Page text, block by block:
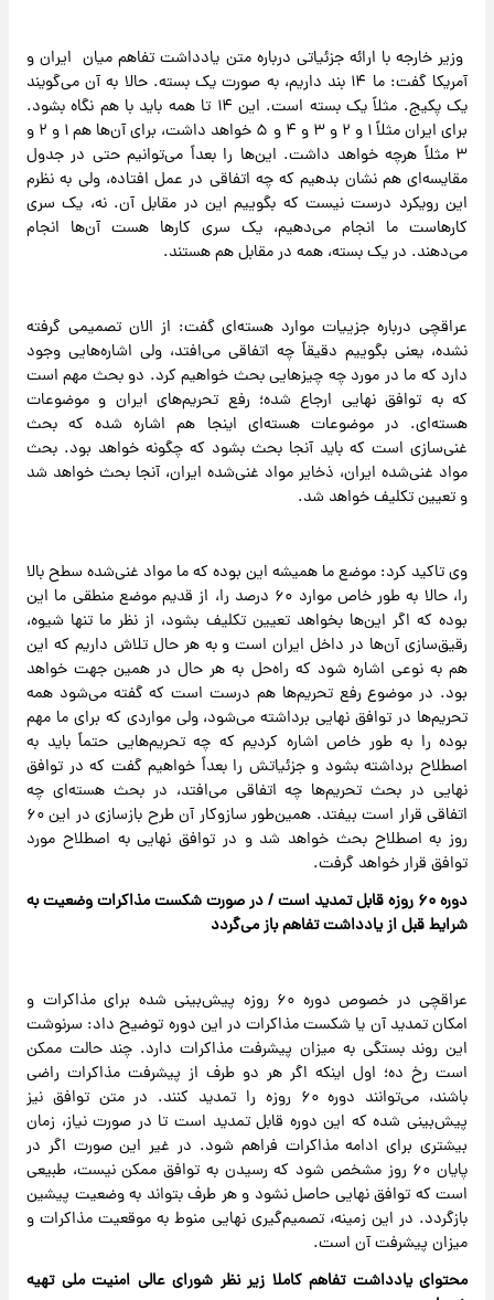
وزیر خارجه با ارائه جزئیاتی درباره متن یادداشت تفاهم میان ایران و
آمریکا گفت: ما ۱۴ بند داریم، به صورت یک بسته. حالا به آن می‌گویند
یک پکیج. مثلاً یک بسته است. این ۱۴ تا همه باید با هم نگاه بشود.
برای ایران مثلاً ۱ و ۲ و ۳ و ۴ و ۵ خواهد داشت، برای آن‌ها هم ۱ و ۲ و
۳ مثلاً هرچه خواهد داشت. این‌ها را بعداً می‌توانیم حتی در جدول
مقایسه‌ای هم نشان بدهیم که چه اتفاقی در عمل افتاده، ولی به نظرم
این رویکرد درست نیست که بگوییم این در مقابل آن. نه، یک سری
کارهاست ما انجام می‌دهیم، یک سری کارها هست آن‌ها انجام
می‌دهند. در یک بسته، همه در مقابل هم هستند.
عراقچی درباره جزییات موارد هسته‌ای گفت: از الان تصمیمی گرفته
نشده، یعنی بگوییم دقیقاً چه اتفاقی می‌افتد، ولی اشاره‌هایی وجود
دارد که ما در مورد چه چیزهایی بحث خواهیم کرد. دو بحث مهم است
که به توافق نهایی ارجاع شده؛ رفع تحریم‌های ایران و موضوعات
هسته‌ای. در موضوعات هسته‌ای اینجا هم اشاره شده که بحث
غنی‌سازی است که باید آنجا بحث بشود که چگونه خواهد بود. بحث
مواد غنی‌شده ایران، ذخایر مواد غنی‌شده ایران، آنجا بحث خواهد شد
و تعیین تکلیف خواهد شد.
وی تاکید کرد: موضع ما همیشه این بوده که ما مواد غنی‌شده سطح بالا
را، حالا به طور خاص موارد ۶۰ درصد را، از قدیم موضع منطقی ما این
بوده که اگر این‌ها بخواهد تعیین تکلیف بشود، از نظر ما تنها شیوه،
رقیق‌سازی آن‌ها در داخل ایران است و به هر حال تلاش داریم که این
هم به نوعی اشاره شود که راه‌حل به هر حال در همین جهت خواهد
بود. در موضوع رفع تحریم‌ها هم درست است که گفته می‌شود همه
تحریم‌ها در توافق نهایی برداشته می‌شود، ولی مواردی که برای ما مهم
بوده را به طور خاص اشاره کردیم که چه تحریم‌هایی حتماً باید به
اصطلاح برداشته بشود و جزئیاتش را بعداً خواهیم گفت که در توافق
نهایی در بحث تحریم‌ها چه اتفاقی می‌افتد، در بحث هسته‌ای چه
اتفاقی قرار است بیفتد. همین‌طور سازوکار آن طرح بازسازی در این ۶۰
روز به اصطلاح بحث خواهد شد و در توافق نهایی به اصطلاح مورد
توافق قرار خواهد گرفت.
دوره ۶۰ روزه قابل تمدید است / در صورت شکست مذاکرات وضعیت به
شرایط قبل از یادداشت تفاهم باز می‌گردد
عراقچی در خصوص دوره ۶۰ روزه پیش‌بینی شده برای مذاکرات و
امکان تمدید آن یا شکست مذاکرات در این دوره توضیح داد: سرنوشت
این روند بستگی به میزان پیشرفت مذاکرات دارد. چند حالت ممکن
است رخ ده؛ اول اینکه اگر هر دو طرف از پیشرفت مذاکرات راضی
باشند، می‌توانند دوره ۶۰ روزه را تمدید کنند. در متن توافق نیز
پیش‌بینی شده که این دوره قابل تمدید است تا در صورت نیاز، زمان
بیشتری برای ادامه مذاکرات فراهم شود. در غیر این صورت اگر در
پایان ۶۰ روز مشخص شود که رسیدن به توافق ممکن نیست، طبیعی
است که توافق نهایی حاصل نشود و هر طرف بتواند به وضعیت پیشین
بازگردد. در این زمینه، تصمیم‌گیری نهایی منوط به موقعیت مذاکرات و
میزان پیشرفت آن است.
محتوای یادداشت تفاهم کاملا زیر نظر شورای عالی امنیت ملی تهیه